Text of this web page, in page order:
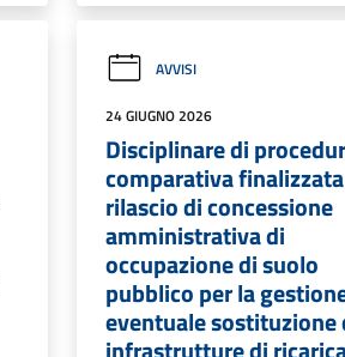
AVVISI
24 GIUGNO 2026
Disciplinare di
comparativa
rilascio di concessione
amministrativa di
occupazione di suolo
pubblico per la
eventuale sostituzione